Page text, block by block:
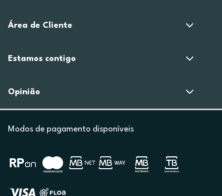
Área de Cliente
Estamos contigo
Opinião
Modos de pagamento disponíveis